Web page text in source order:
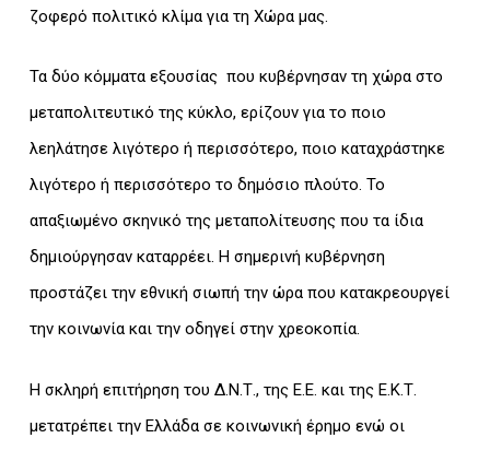
ζοφερό πολιτικό κλίμα για τη Χώρα μας.
Τα δύο κόμματα εξουσίας που κυβέρνησαν τη χώρα στο
μεταπολιτευτικό της κύκλο, ερίζουν για το ποιο
λεηλάτησε λιγότερο ή περισσότερο, ποιο καταχράστηκε
λιγότερο ή περισσότερο το δημόσιο πλούτο. Το
απαξιωμένο σκηνικό της μεταπολίτευσης που τα ίδια
δημιούργησαν καταρρέει. Η σημερινή κυβέρνηση
προστάζει την εθνική σιωπή την ώρα που κατακρεουργεί
την κοινωνία και την οδηγεί στην χρεοκοπία.
H σκληρή επιτήρηση του Δ.Ν.Τ., της Ε.Ε. και της Ε.Κ.Τ.
μετατρέπει την Ελλάδα σε κοινωνική έρημο ενώ οι